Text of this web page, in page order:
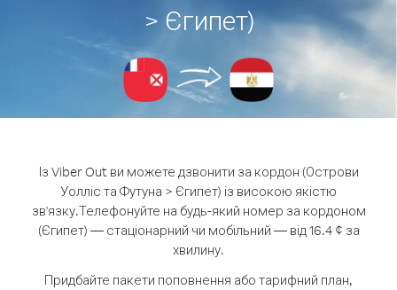
> Єгипет)
Із Viber Out ви можете дзвонити за кордон (Острови
Уолліс та Футуна > Єгипет) із високою якістю
зв'язку.Телефонуйте на будь-який номер за кордоном
(Єгипет) — стаціонарний чи мобільний — від 16.4 ¢ за
хвилину.
Придбайте пакети поповнення або тарифний план,